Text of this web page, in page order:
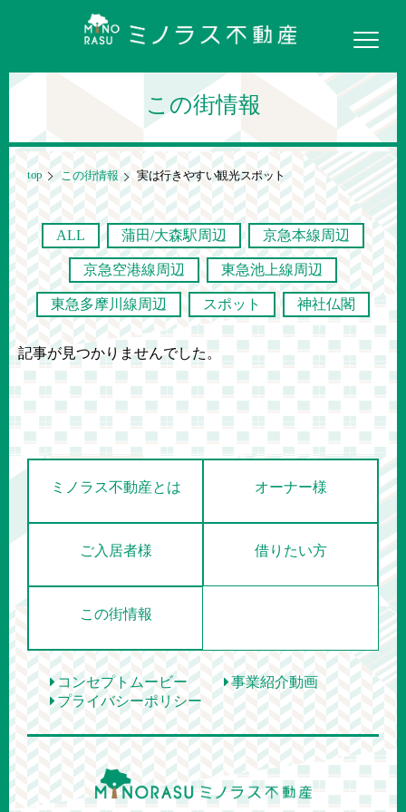
この街情報
top この街情報 実は行きやすい観光スポット
ALL 蒲田/大森駅周辺 京急本線周辺
京急空港線周辺 東急池上線周辺
東急多摩川線周辺 スポット 神社仏閣
記事が見つかりませんでした。
ミノラス不動産とは オーナー様
ご入居者様 借りたい方
この街情報
コンセプトムービー
事業紹介動画
プライバシーポリシー